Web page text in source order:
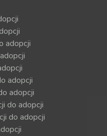
adopcji
adopcji
adopcji
do adopcji
do adopcji